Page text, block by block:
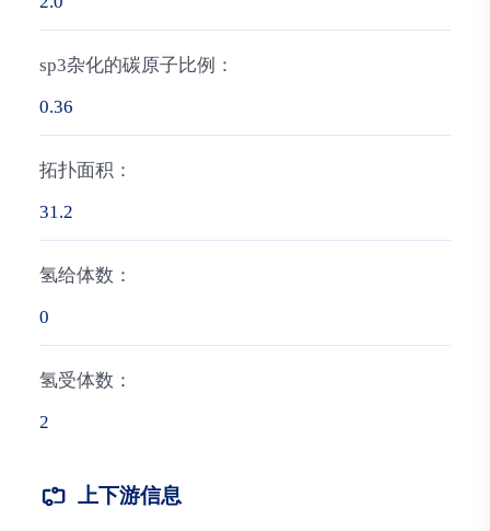
sp3杂化的碳原子比例：
0.36
拓扑面积：
31.2
氢给体数：
0
氢受体数：
2
上下游信息